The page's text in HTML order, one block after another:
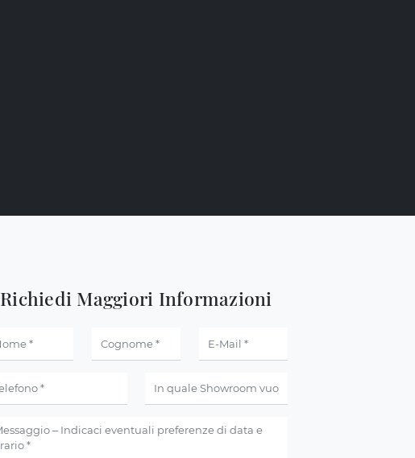
Richiedi Maggiori Informazioni